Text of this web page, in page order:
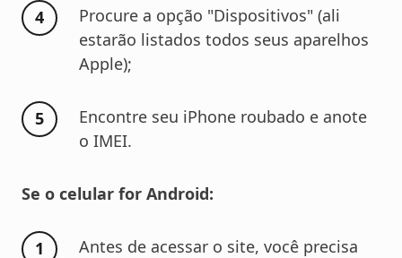
Procure a opção "Dispositivos" (ali
estarão listados todos seus aparelhos
Apple);
Encontre seu iPhone roubado e anote
o IMEI.
Se o celular for Android:
Antes de acessar o site, você precisa